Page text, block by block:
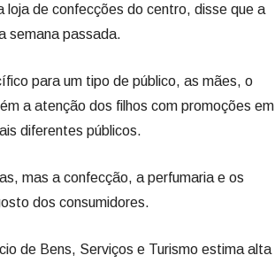
loja de confecções do centro, disse que a
semana passada.
para um tipo de público, as mães, o
a atenção dos filhos com promoções em
diferentes públicos.
mas a confecção, a perfumaria e os
dos consumidores.
de Bens, Serviços e Turismo estima alta